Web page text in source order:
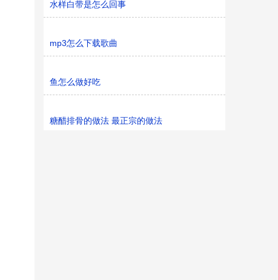
水样白带是怎么回事
mp3怎么下载歌曲
鱼怎么做好吃
糖醋排骨的做法 最正宗的做法